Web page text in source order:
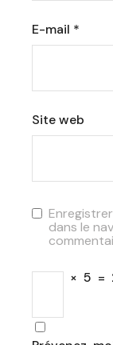
E-mail *
Site web
dans le
× 5 =